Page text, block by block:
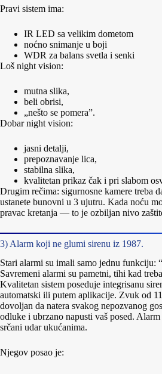
Pravi sistem ima:
IR LED sa velikim dometom
noćno snimanje u boji
WDR za balans svetla i senki
Loš night vision:
mutna slika,
beli obrisi,
„nešto se pomera”.
Dobar night vision:
jasni detalji,
prepoznavanje lica,
stabilna slika,
kvalitetan prikaz čak i pri slabom
Drugim rečima: sigurnosne kamere treba
ustanete bunovni u 3 ujutru. Kada noću
pravac kretanja — to je ozbiljan nivo
3) Alarm koji ne glumi sirenu iz 1987.
Stari alarmi su imali samo jednu funkciju:
Savremeni alarmi su pametni, tihi kad
Kvalitetan sistem poseduje integrisanu
automatski ili putem aplikacije. Zvuk od
dovoljan da natera svakog nepozvanog
odluke i ubrzano napusti vaš posed.
srčani udar ukućanima.
Njegov posao je: